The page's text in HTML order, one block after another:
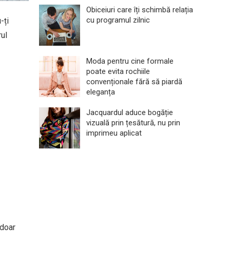
ți
Obiceiuri care îți schimbă relația
cu programul zilnic
Moda pentru cine formale
poate evita rochiile
convenționale fără să piardă
eleganța
Jacquardul aduce bogăție
vizuală prin țesătură, nu prin
imprimeu aplicat